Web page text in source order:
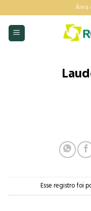
to
content
Área
Esse registro foi